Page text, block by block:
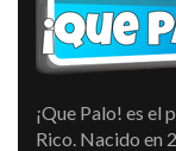
¡Que Palo! es el
Rico. Nacido en